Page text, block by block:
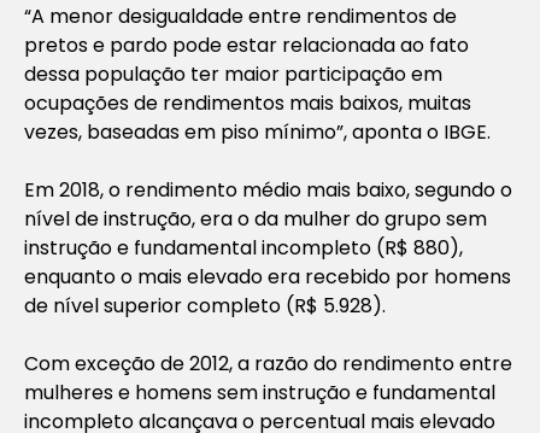
“A menor desigualdade entre rendimentos de
pretos e pardo pode estar relacionada ao fato
dessa população ter maior participação em
ocupações de rendimentos mais baixos, muitas
vezes, baseadas em piso mínimo”, aponta o IBGE.
Em 2018, o rendimento médio mais baixo, segundo o
nível de instrução, era o da mulher do grupo sem
instrução e fundamental incompleto (R$ 880),
enquanto o mais elevado era recebido por homens
de nível superior completo (R$ 5.928).
Com exceção de 2012, a razão do rendimento entre
mulheres e homens sem instrução e fundamental
incompleto alcançava o percentual mais elevado